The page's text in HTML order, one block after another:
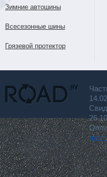
Зимние автошины
Всесезонные шины
Грязевой протектор
для